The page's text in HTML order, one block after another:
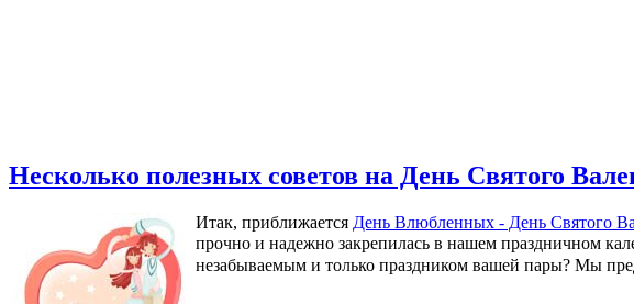
Несколько полезных советов на День Святого
Итак, приближается День Влюбленных - День Святого
прочно и надежно закрепилась в нашем праздничном
незабываемым и только праздником вашей пары? Мы